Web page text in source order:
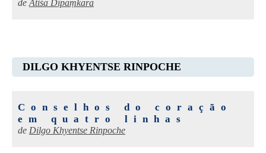
deAtiśa Dīpaṃkara
DILGO KHYENTSE RINPOCHE
Conselhos do coração
em quatro linhas
de Dilgo Khyentse Rinpoche